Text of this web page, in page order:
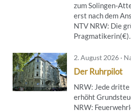
zum Solingen-
erst nach dem
NTV NRW: Die
2. August 2026 ·
Der Ruhrpilot
NRW: Jede dritte
erhöht
NRW: